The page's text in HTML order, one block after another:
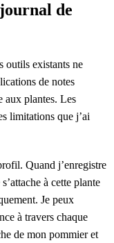
de
outils existants ne
de notes
aux plantes. Les
limitations que j’ai
Quand j’enregistre
à cette plante
Je peux
à travers chaque
de mon pommier et